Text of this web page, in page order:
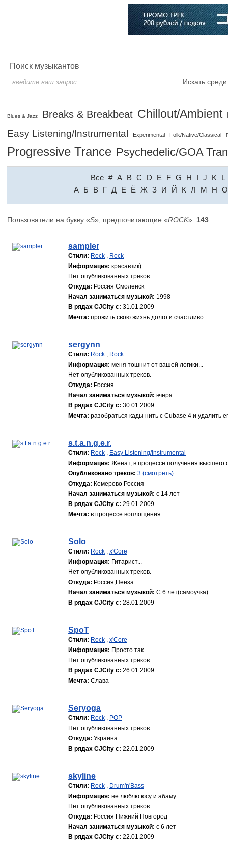
Поиск музыкантов
Искать
Blues & Jazz Breaks & Breakbeat Chillout/Ambient
Easy Listening/Instrumental Experimental Folk/Native/Classical
Progressive Trance Psychedelic/GOA
Все # A B C D E F G H I J K
L
A Б В Г Д Е Ё Ж З И Й К Л М Н О
Пользователи на букву «S», предпочитающие «ROCK»: 143
sampler
Стили: Rock , Rock
Информация: красавчик)...
Нет опубликованных треков.
Откуда: Россия Смоленск
Начал заниматься музыкой: 1998
В рядах CJCity с: 31.01.2009
Мечта: прожить свою жизнь долго и счастливо.
sergynn
Стили: Rock , Rock
Информация: меня тошнит от вашей логики...
Нет опубликованных треков.
Откуда: Россия
Начал заниматься музыкой: вчера
В рядах CJCity с: 30.01.2009
Мечта: разобраться кады нить с Сubase 4 и удалить
s.t.a.n.g.e.r.
Стили: Rock , Easy Listening/Instrumental
Информация: Женат, в процессе получения высшего
Опубликовано треков: 3 (смотреть)
Откуда: Кемерово Россия
Начал заниматься музыкой: с 14 лет
В рядах CJCity с: 29.01.2009
Мечта: в процессе воплощения...
Solo
Стили: Rock , x'Core
Информация: Гитарист...
Нет опубликованных треков.
Откуда: Россия,Пенза.
Начал заниматься музыкой: С 6 лет(самоучка)
В рядах CJCity с: 28.01.2009
SpoT
Стили: Rock , x'Core
Информация: Просто так...
Нет опубликованных треков.
В рядах CJCity с: 26.01.2009
Мечта: Слава
Seryoga
Стили: Rock , POP
Нет опубликованных треков.
Откуда: Украина
В рядах CJCity с: 22.01.2009
skyline
Стили: Rock , Drum'n'Bass
Информация: не люблю юсу и абаму...
Нет опубликованных треков.
Откуда: Россия Нижний Новгород
Начал заниматься музыкой: с 6 лет
В рядах CJCity с: 22.01.2009